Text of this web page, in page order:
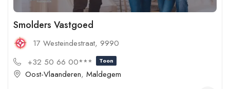
Smolders Vastgoed
17 Westeindestraat, 9990
+32 50 66 00***
Toon
Oost-Vlaanderen, Maldegem